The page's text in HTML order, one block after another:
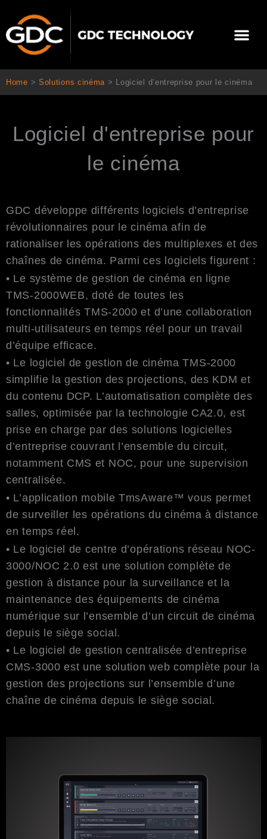
contenu
Home > Solutions cinéma > Logiciel d’entreprise pour le cinéma
Logiciel d'entreprise pour
le cinéma
GDC développe différents logiciels d’entreprise
révolutionnaires pour le cinéma afin de
rationaliser les opérations des multiplexes et des
chaînes de cinéma. Parmi ces logiciels figurent :
• Le système de gestion de cinéma en ligne
TMS-2000WEB, doté de toutes les
fonctionnalités TMS-2000 et d’une collaboration
multi-utilisateurs en temps réel pour un travail
d’équipe efficace.
• Le logiciel de gestion de cinéma TMS-2000
simplifie la gestion des projections, des KDM et
du contenu DCP. L’automatisation complète des
salles, optimisée par la technologie CA2.0, est
prise en charge par des solutions logicielles
d’entreprise couvrant l’ensemble du circuit,
notamment CMS et NOC, pour une supervision
centralisée.
• L’application mobile TmsAware™ vous permet
de surveiller les opérations du cinéma à distance
en temps réel.
• Le logiciel de centre d’opérations réseau NOC-
3000/NOC 2.0 est une solution complète de
gestion à distance pour la surveillance et la
maintenance des équipements de cinéma
numérique sur l’ensemble d’un circuit de cinéma
depuis le siège social.
• Le logiciel de gestion centralisée d’entreprise
CMS-3000 est une solution web complète pour la
gestion des projections sur l’ensemble d’une
chaîne de cinéma depuis le siège social.